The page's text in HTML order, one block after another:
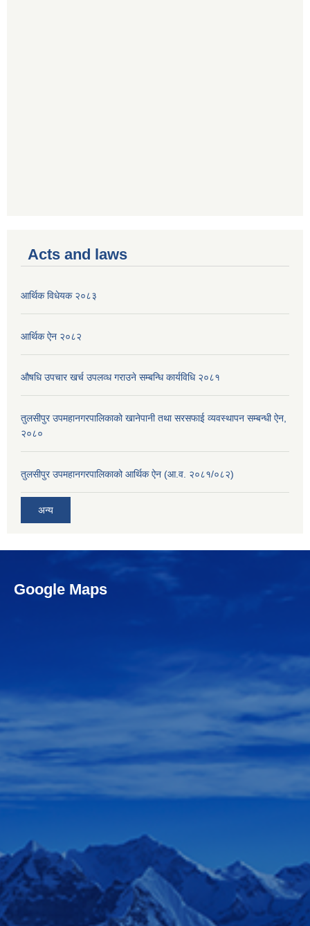
Acts and laws
आर्थिक विधेयक २०८३
आर्थिक ऐन २०८२
औषधि उपचार खर्च उपलव्ध गराउने सम्बन्धि कार्यविधि २०८१
तुलसीपुर उपमहानगरपालिकाको खानेपानी तथा सरसफाई व्यवस्थापन सम्बन्धी ऐन,
२०८०
तुलसीपुर उपमहानगरपालिकाको आर्थिक ऐन (आ.व. २०८१/०८२)
अन्य
Google Maps